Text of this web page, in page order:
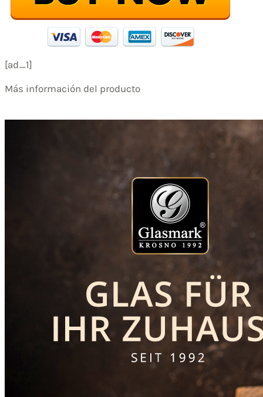
[ad_1]
Más información del producto